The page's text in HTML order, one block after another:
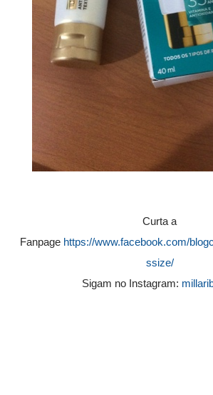
Curta a
Fanpage https://www.facebook.com/
ssize/
Sigam no Instagram: